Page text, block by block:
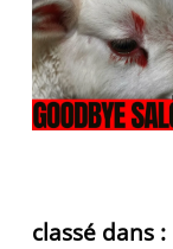
classé dans :